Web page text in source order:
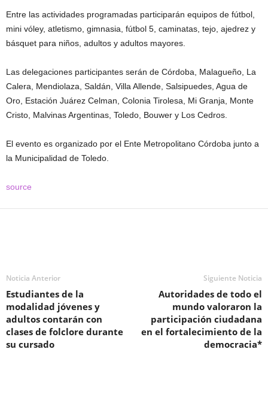
Entre las actividades programadas participarán equipos de fútbol,
mini vóley, atletismo, gimnasia, fútbol 5, caminatas, tejo, ajedrez y
básquet para niños, adultos y adultos mayores.
Las delegaciones participantes serán de Córdoba, Malagueño, La
Calera, Mendiolaza, Saldán, Villa Allende, Salsipuedes, Agua de
Oro, Estación Juárez Celman, Colonia Tirolesa, Mi Granja, Monte
Cristo, Malvinas Argentinas, Toledo, Bouwer y Los Cedros.
El evento es organizado por el Ente Metropolitano Córdoba junto a
la Municipalidad de Toledo.
source
Noticia Anterior
Estudiantes de la
modalidad jóvenes y
adultos contarán con
clases de folclore durante
su cursado
Siguiente Noticia
Autoridades de todo el
mundo valoraron la
participación ciudadana
en el fortalecimiento de la
democracia*